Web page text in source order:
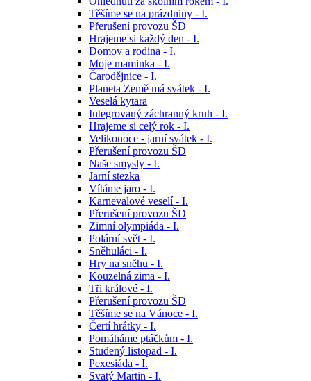
Těšíme se na prázdniny - I.
Přerušení provozu ŠD
Hrajeme si každý den - I.
Domov a rodina - I.
Moje maminka - I.
Čarodějnice - I.
Planeta Země má svátek - I.
Veselá kytara
Integrovaný záchranný kruh - I.
Hrajeme si celý rok - I.
Velikonoce - jarní svátek - I.
Přerušení provozu ŠD
Naše smysly - I.
Jarní stezka
Vítáme jaro - I.
Karnevalové veselí - I.
Přerušení provozu ŠD
Zimní olympiáda - I.
Polární svět - I.
Sněhuláci - I.
Hry na sněhu - I.
Kouzelná zima - I.
Tři králové - I.
Přerušení provozu ŠD
Těšíme se na Vánoce - I.
Čertí hrátky - I.
Pomáháme ptáčkům - I.
Studený listopad - I.
Pexesiáda - I.
Svatý Martin - I.